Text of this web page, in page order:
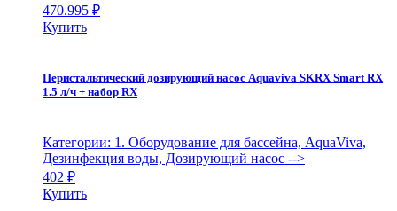
470.995 ₽
Купить
Перистальтический дозирующий насос Aquaviva SKRX Smart RX
1.5 л/ч + набор RX
Категории: 1. Оборудование для бассейна, AquaViva,
Дезинфекция воды, Дозирующий насос -->
402 ₽
Купить